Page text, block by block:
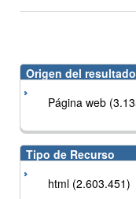
Origen del resultado
Página web
Tipo de Recurso
html (2.603.451)